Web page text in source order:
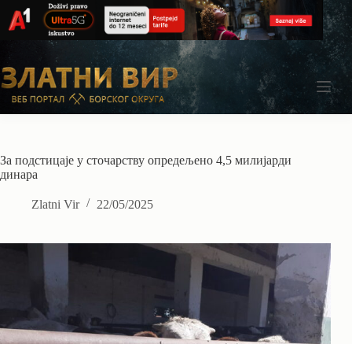
content
За подстицаје у сточарству опредељено 4,5 милијарди
динара
Zlatni Vir 22/05/2025